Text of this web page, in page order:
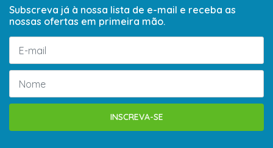
Subscreva já à nossa lista de e-mail e receba as
nossas ofertas em primeira mão.
INSCREVA-SE